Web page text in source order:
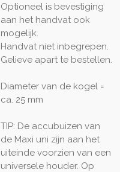
Optioneel is bevestiging
aan het handvat ook
mogelijk.
Handvat niet inbegrepen.
Gelieve apart te bestellen.
Diameter van de kogel =
ca. 25 mm
TIP: De accubuizen van
de Maxi uni zijn aan het
uiteinde voorzien van een
universele houder. Op